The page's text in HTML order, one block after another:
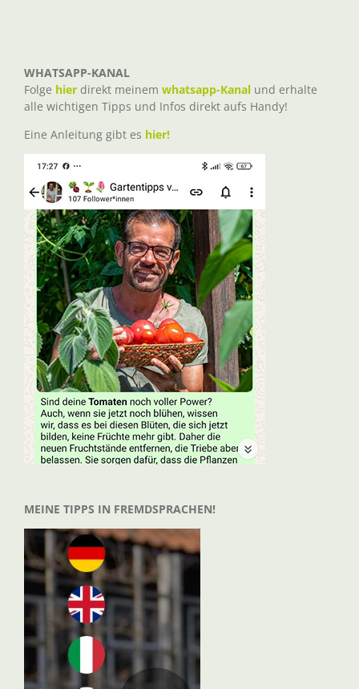
WHATSAPP-KANAL
Folge hier direkt meinem whatsapp-Kanal und erhalte
alle wichtigen Tipps und Infos direkt aufs Handy!
Eine Anleitung gibt es hier!
MEINE TIPPS IN FREMDSPRACHEN!